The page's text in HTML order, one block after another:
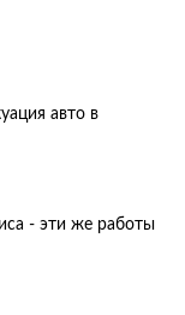
авто в
- эти же работы